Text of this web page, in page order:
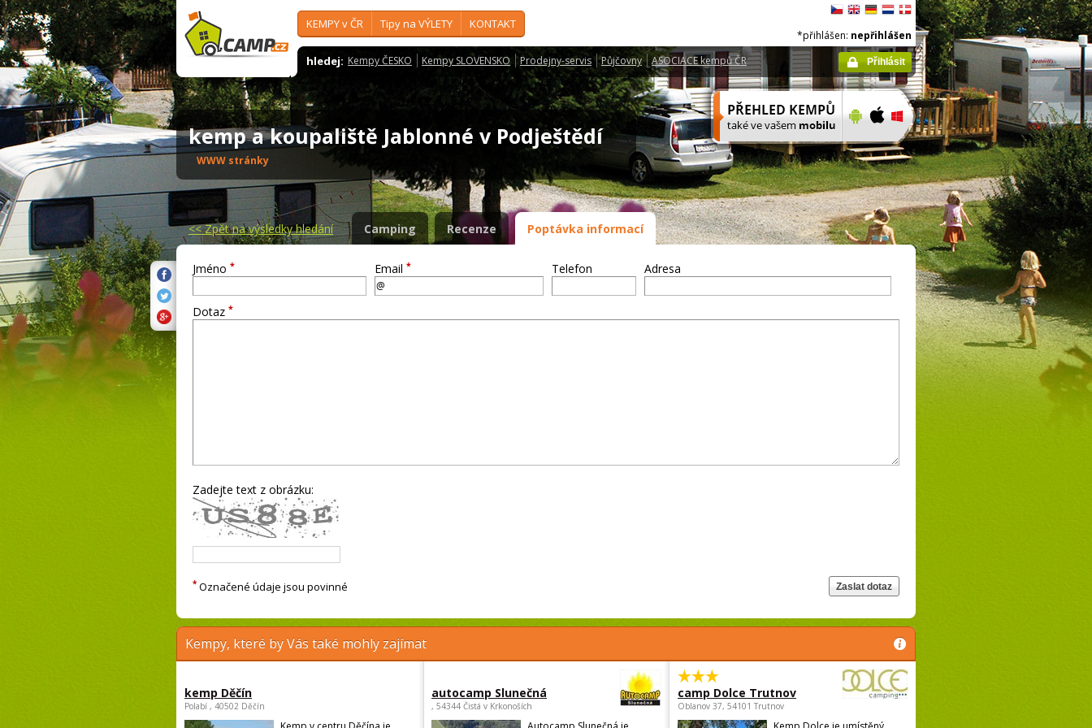
KEMPY v ČR Tipy na VÝLETY KONTAKT
hledej: Kempy ČESKO Kempy SLOVENSKO Prodejny-servis Půjčovny ASOCIACE kempů ČR
*přihlášen: nepřihlášen
Přihlásit
kemp a koupaliště Jablonné v Podještědí
WWW stránky
<<Zpět na výsledky hledání Camping Recenze Poptávka informací
Jméno * Email * Telefon Adresa
Dotaz *
Zadejte text z obrázku:
* Označené údaje jsou povinné
Kempy, které by Vás také mohly zajímat
kemp Děčín
Polabí , 40502 Děčín
autocamp Slunečná
, 54344 Čistá v Krkonoších
camp Dolce Trutnov
Oblanov 37, 54101 Trutnov